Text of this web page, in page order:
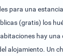
para una
(gratis) los
hay
alojamiento. Un